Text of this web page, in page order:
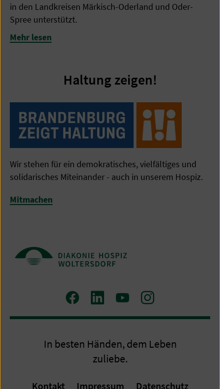
in den Landkreisen Märkisch-Oderland und Oder-
Spree unterstützt.
Mehr lesen
Haltung zeigen!
Wir stehen für ein demokratisches, vielfältiges und
solidarisches Miteinander - auch in unserem Hospiz.
Mitmachen
Zum
Facebook
Zum
LinkedIn
Zum
YouTube
Zum
Instagram
In besten Händen, dem Leben
zuliebe.
Kontakt Impressum Datenschutz